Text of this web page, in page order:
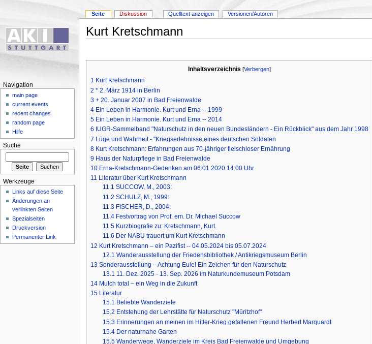
Kurt Kretschmann
Inhaltsverzeichnis [Verbergen]
1 Kurt Kretschmann
2 * 2. März 1914 in Berlin
3 + 20. Januar 2007 in Bad Freienwalde
4 Ein Leben in Harmonie. Kurt und Erna -- 1999
5 Ein Leben in Harmonie. Kurt und Erna -- 2014
6 IUGR-Sammelband "Naturschutz in den neuen Bundesländern - Ein Rückblick" aus dem Jahr 1998
7 Lüge und Wahrheit - "Kriegserlebnisse eines deutschen Soldaten
8 Kurt Kretschmann: Erfahrungen aus 70-jähriger fleischloser Ernährung
9 Haus der Naturpflege in Bad Freienwalde
10 Erna-Kretschmann-Gedenken am 06.01.2020 14:00 Uhr
11 Literatur über Kurt Kretschmann
11.1 SUCCOW, M., 2003:
11.2 SCHULZ, M., 1999:
11.3 FISCHER, D., 2004:
11.4 Festvortrag von Prof. em. Dr. Michael Succow
11.5 Kurzbiografie zu: Kretschmann, Kurt.
11.6 Der NABU trauert um Kurt Kretschmann
12 Kurt Kretschmann – ein Pazifist -- 04.05.2024 bis 05.07.2024
12.1 Wanderausstellung der Friedensbibliothek / Antikriegsmuseum Berlin
13 Sonderausstellung – Achtung Eule! Ein Zeichen für den Naturschutz
13.1 11. Dez. 2025 - 13. Sep. 2026 im Naturkundemuseum Potsdam
14 Mulch total – ein Weg in die Zukunft
15 Literatur
15.1 Beliebte Wanderziele
15.2 Entstehung der Lehrstätte für Naturschutz "Müritzhof"
15.3 Erinnerungen an meinen im Hitler-Krieg gefallenen Freund Herbert Marquardt
15.4 Der naturnahe Garten
15.5 Wanderwege, Wanderziele im Kreis Bad Freienwalde und Umgebung
Seite Diskussion Quelltext anzeigen Versionen/Autoren
Navigation
main page
current events
recent changes
random page
Hilfe
Suche
Werkzeuge
Links auf diese Seite
Änderungen an
verlinkten Seiten
Spezialseiten
Druckversion
Permanenter Link